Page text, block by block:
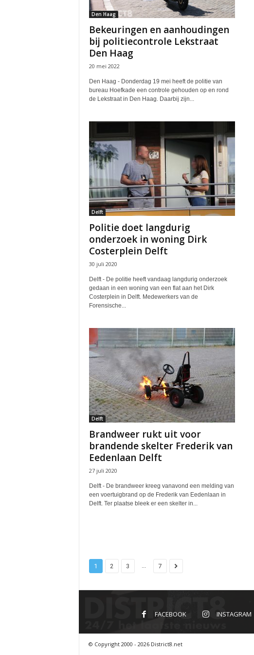
Den Haag
Bekeuringen en aanhoudingen
bij politiecontrole Lekstraat
Den Haag
20 mei 2022
Den Haag - Donderdag 19 mei heeft de politie van
bureau Hoefkade een controle gehouden op en rond
de Lekstraat in Den Haag. Daarbij zijn...
Delft
Politie doet langdurig
onderzoek in woning Dirk
Costerplein Delft
30 juli 2020
Delft - De politie heeft vandaag langdurig onderzoek
gedaan in een woning van een flat aan het Dirk
Costerplein in Delft. Medewerkers van de
Forensische...
Delft
Brandweer rukt uit voor
brandende skelter Frederik van
Eedenlaan Delft
27 juli 2020
Delft - De brandweer kreeg vanavond een melding van
een voertuigbrand op de Frederik van Eedenlaan in
Delft. Ter plaatse bleek er een skelter in...
1 2 3 ... 7
FACEBOOK INSTAGRAM
© Copyright 2000 - 2026 District8.net